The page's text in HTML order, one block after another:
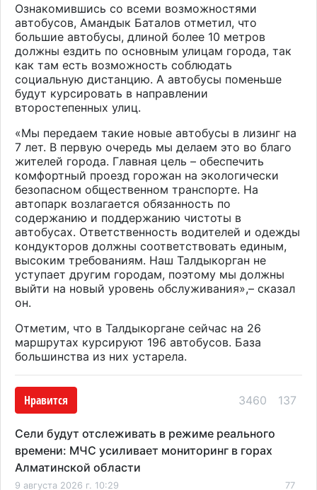
Ознакомившись со всеми возможностями
автобусов, Амандык Баталов отметил, что
большие автобусы, длиной более 10 метров
должны ездить по основным улицам города, так
как там есть возможность соблюдать
социальную дистанцию. А автобусы поменьше
будут курсировать в направлении
второстепенных улиц.
«Мы передаем такие новые автобусы в лизинг на
7 лет. В первую очередь мы делаем это во благо
жителей города. Главная цель – обеспечить
комфортный проезд горожан на экологически
безопасном общественном транспорте. На
автопарк возлагается обязанность по
содержанию и поддержанию чистоты в
автобусах. Ответственность водителей и одежды
кондукторов должны соответствовать единым,
высоким требованиям. Наш Талдыкорган не
уступает другим городам, поэтому мы должны
выйти на новый уровень обслуживания»,– сказал
он.
Отметим, что в Талдыкоргане сейчас на 26
маршрутах курсируют 196 автобусов. База
большинства из них устарела.
Нравится 3460 137
Сели будут отслеживать в режиме реального
времени: МЧС усиливает мониторинг в горах
Алматинской области
9 августа 2026 г. 10:29 77